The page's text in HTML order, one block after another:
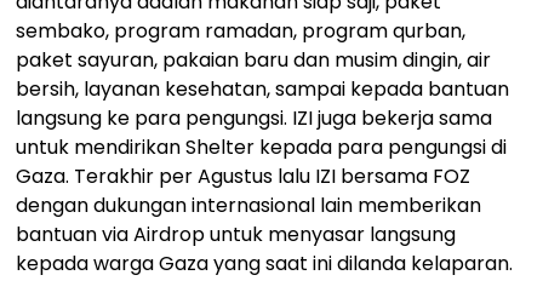
sembako, program ramadan, program qurban,
paket sayuran, pakaian baru dan musim dingin, air
bersih, layanan kesehatan, sampai kepada bantuan
langsung ke para pengungsi. IZI juga bekerja sama
untuk mendirikan Shelter kepada para pengungsi di
Gaza. Terakhir per Agustus lalu IZI bersama FOZ
dengan dukungan internasional lain memberikan
bantuan via Airdrop untuk menyasar langsung
kepada warga Gaza yang saat ini dilanda kelaparan.